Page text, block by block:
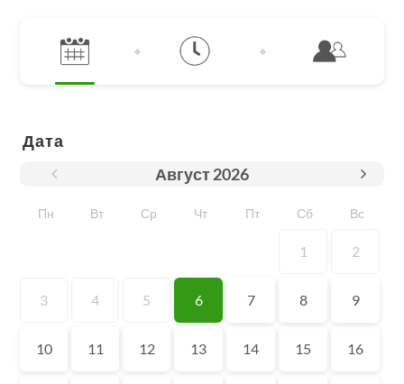
Дата
Август2026
Пн Вт Ср Чт Пт Сб Вс
1 2
3 4 5 6 7 8 9
10 11 12 13 14 15 16